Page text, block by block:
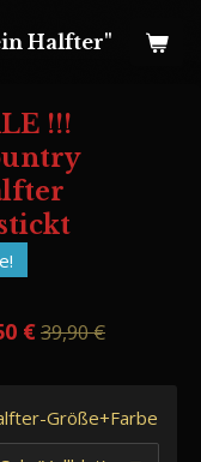
Halfter"
!!!
€39,90 €
Größe+Farbe